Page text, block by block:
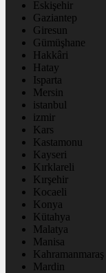
Eskişehir
Gaziantep
Giresun
Gümüşhane
Hakkâri
Hatay
Isparta
Mersin
istanbul
izmir
Kars
Kastamonu
Kayseri
Kırklareli
Kırşehir
Kocaeli
Konya
Kütahya
Malatya
Manisa
Kahramanmaraş
Mardin